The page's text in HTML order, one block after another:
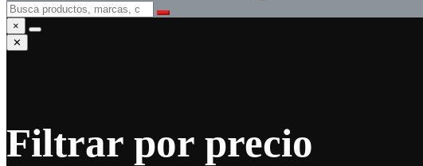
×
✕
Filtrar por precio